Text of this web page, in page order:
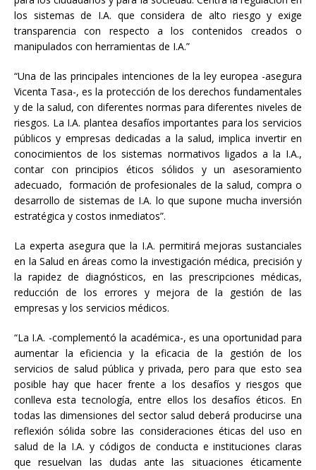
los sistemas de I.A. que considera de alto riesgo y exige
transparencia con respecto a los contenidos creados o
manipulados con herramientas de I.A.”
“Una de las principales intenciones de la ley europea -asegura
Vicenta Tasa-, es la protección de los derechos fundamentales
y de la salud, con diferentes normas para diferentes niveles de
riesgos. La I.A. plantea desafíos importantes para los servicios
públicos y empresas dedicadas a la salud, implica invertir en
conocimientos de los sistemas normativos ligados a la I.A.,
contar con principios éticos sólidos y un asesoramiento
adecuado, formación de profesionales de la salud, compra o
desarrollo de sistemas de I.A. lo que supone mucha inversión
estratégica y costos inmediatos”.
La experta asegura que la I.A. permitirá mejoras sustanciales
en la Salud en áreas como la investigación médica, precisión y
la rapidez de diagnósticos, en las prescripciones médicas,
reducción de los errores y mejora de la gestión de las
empresas y los servicios médicos.
“La I.A. -complementó la académica-, es una oportunidad para
aumentar la eficiencia y la eficacia de la gestión de los
servicios de salud pública y privada, pero para que esto sea
posible hay que hacer frente a los desafíos y riesgos que
conlleva esta tecnología, entre ellos los desafíos éticos. En
todas las dimensiones del sector salud deberá producirse una
reflexión sólida sobre las consideraciones éticas del uso en
salud de la I.A. y códigos de conducta e instituciones claras
que resuelvan las dudas ante las situaciones éticamente